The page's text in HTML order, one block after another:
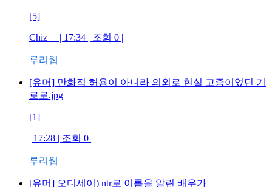
[5]
Chiz | 17:34 | 조회 0 |
루리웹
[유머] 만화적 허용이 아니라 의외로 현실 고증이었던 기
로로.jpg
[1]
| 17:28 | 조회 0 |
루리웹
[유머] 오디세이) ntr로 이름을 알린 배우가